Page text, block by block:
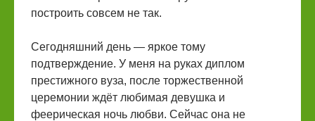
построить совсем не так.
Сегодняшний день — яркое тому
подтверждение. У меня на руках диплом
престижного вуза, после торжественной
церемонии ждёт любимая девушка и
феерическая ночь любви. Сейчас она не